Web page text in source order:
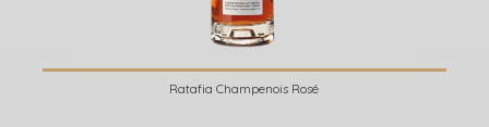
Ratafia Champenois Rosé